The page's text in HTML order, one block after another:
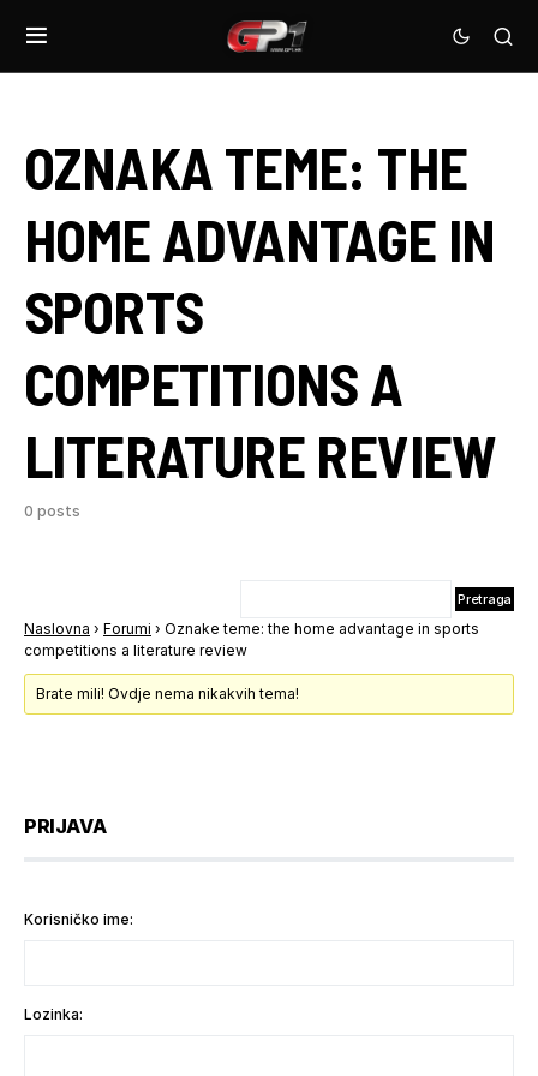
OZNAKA TEME: THE
HOME ADVANTAGE IN
SPORTS
COMPETITIONS A
LITERATURE REVIEW
0 posts
Naslovna › Forumi › Oznake teme: the home advantage in sports
competitions a literature review
Brate mili! Ovdje nema nikakvih tema!
PRIJAVA
Korisničko ime:
Lozinka: